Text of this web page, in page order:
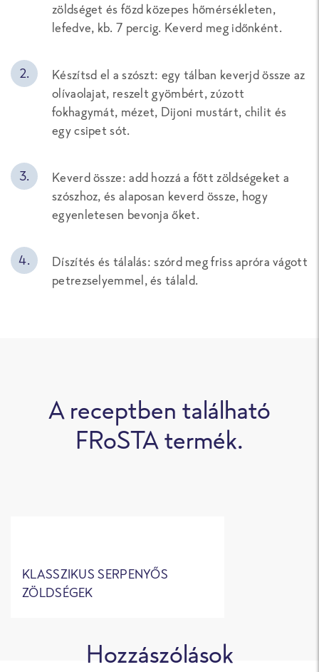
zöldséget és főzd közepes hőmérsékleten,
lefedve, kb. 7 percig. Keverd meg időnként.
Készítsd el a szószt: egy tálban keverjd össze az
olívaolajat, reszelt gyömbért, zúzott
fokhagymát, mézet, Dijoni mustárt, chilit és
egy csipet sót.
Keverd össze: add hozzá a főtt zöldségeket a
szószhoz, és alaposan keverd össze, hogy
egyenletesen bevonja őket.
Díszítés és tálalás: szórd meg friss apróra vágott
petrezselyemmel, és tálald.
A receptben található
FRoSTA termék.
KLASSZIKUS SERPENYŐS
ZÖLDSÉGEK
Hozzászólások